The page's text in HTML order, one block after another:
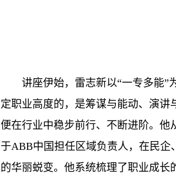
讲座伊始，雷志新以“一专多能”
定职业高度的，是筹谋与能动、演讲
便在行业中稳步前行、不断进阶。
于ABB中国担任区域负责人，在民
的华丽蜕变。 他系统梳理了职业成长